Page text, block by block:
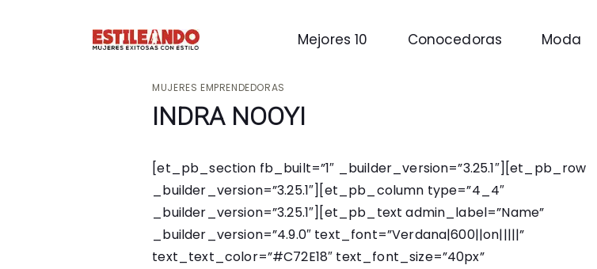
Mejores 10 Conocedoras Moda
MUJERES EMPRENDEDORAS
INDRA NOOYI
[et_pb_section fb_built=”1″ _builder_version=”3.25.1″][et_pb_row
_builder_version=”3.25.1″][et_pb_column type=”4_4″
_builder_version=”3.25.1″][et_pb_text admin_label=”Name”
_builder_version=”4.9.0″ text_font=”Verdana|600||on|||||”
text_text_color=”#C72E18″ text_font_size=”40px”